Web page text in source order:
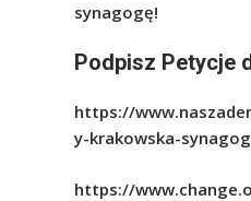
synagogę!
Podpisz Petycje
https://
y-krakowska-
https://